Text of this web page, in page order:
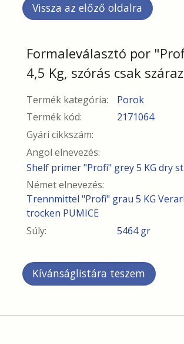
Formaleválasztó por
4,5 Kg, szórás csak
Termék kategória:
Porok
Termék kód:
2171064
Gyári cikkszám:
Angol elnevezés:
Shelf primer "Profi" grey 5 KG dry
Német elnevezés:
Trennmittel "Profi" grau 5 KG
trocken PUMICE
Súly:
5464 gr
Kívánságlistára teszem